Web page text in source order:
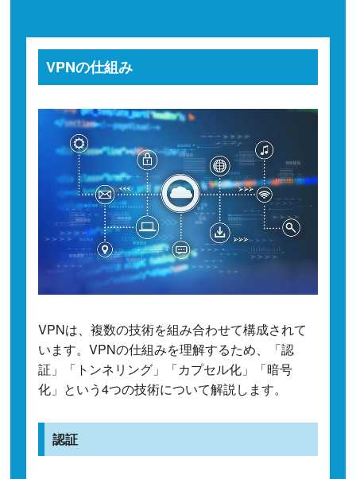
VPNの仕組み
VPNは、複数の技術を組み合わせて構成されて
います。VPNの仕組みを理解するため、「認
証」「トンネリング」「カプセル化」「暗号
化」という4つの技術について解説します。
認証